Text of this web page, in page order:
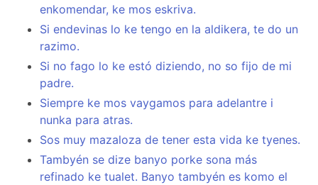
enkomendar, ke mos eskriva.
Si endevinas lo ke tengo en la aldikera, te do un
razimo.
Si no fago lo ke estó diziendo, no so fijo de mi
padre.
Siempre ke mos vaygamos para adelantre i
nunka para atras.
Sos muy mazaloza de tener esta vida ke tyenes.
Tambyén se dize banyo porke sona más
refinado ke tualet. Banyo tambyén es komo el